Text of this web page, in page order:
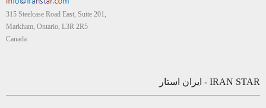
315 Steelcase Road East, Suite 201,
Markham, Ontario, L3R 2R5
Canada
IRAN STAR - ایران استار